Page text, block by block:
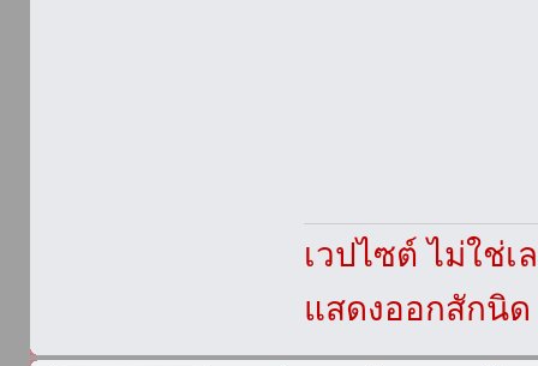
เวปไซต์ ไม่ใช่
แสดงออกสักนิด